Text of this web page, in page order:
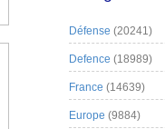
Défense (20241)
Defence (18989)
France (14639)
Europe (9884)